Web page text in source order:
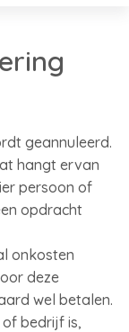
geannuleerd.
hangt ervan
persoon of
opdracht
onkosten
deze
wel betalen.
bedrijf is,